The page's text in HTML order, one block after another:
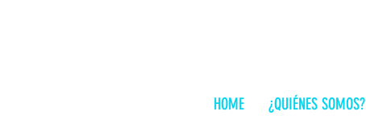
HOME ¿QUIÉNES SOMOS?